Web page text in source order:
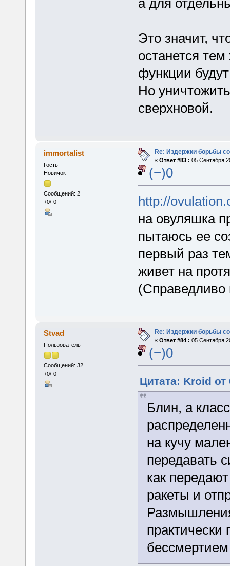
а для
Это значит,
останется
функции
Но
сверхновой.
immortalist
Гость
Новичок
Сообщений: 2
+0/-0
Re: Издержки борьбы
« Ответ #83 : 05 Сентября
(−)0
http://
на овуляшка
пытаюсь ее
первый раз
живет на
(Справедливо
Stvad
Пользователь
Сообщений: 32
+0/-0
Re: Издержки борьбы
« Ответ #84 : 05 Сентября
(−)0
Цитата: Kroid
Блин, а
на кучу
передавать
как
ракеты и
практически
бессмертием